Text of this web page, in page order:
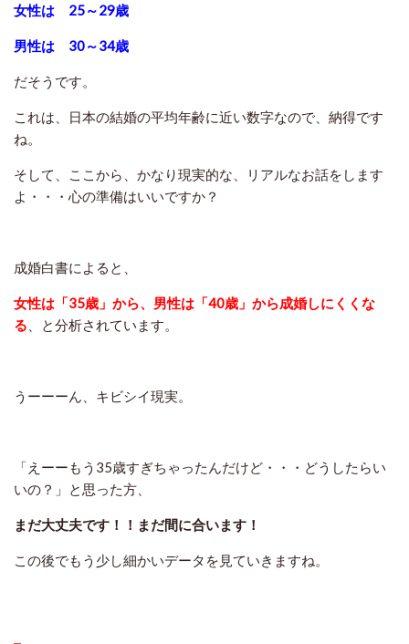
女性は 25～29歳
男性は 30～34歳
だそうです。
これは、日本の結婚の平均年齢に近い数字なので、納得です
ね。
そして、ここから、かなり現実的な、リアルなお話をします
よ・・・心の準備はいいですか？
成婚白書によると、
女性は「35歳」から、男性は「40歳」から成婚しにくくな
る 、と分析されています。
うーーーん、キビシイ現実。
「えーーもう35歳すぎちゃったんだけど・・・どうしたらい
いの？」と思った方、
まだ大丈夫です！！まだ間に合います！
この後でもう少し細かいデータを見ていきますね。